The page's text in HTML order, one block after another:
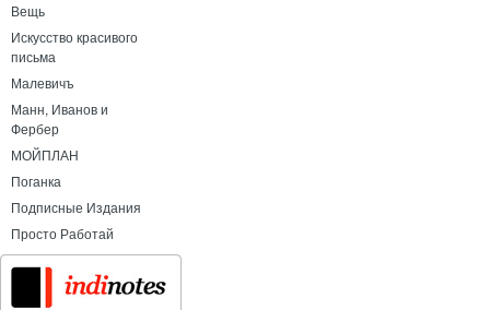
Вещь
Искусство красивого
письма
Малевичъ
Манн, Иванов и
Фербер
МОЙПЛАН
Поганка
Подписные Издания
Просто Работай